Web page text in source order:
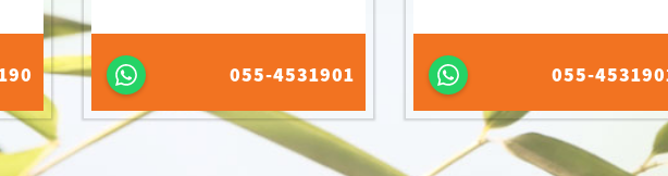
055-
055-4531901